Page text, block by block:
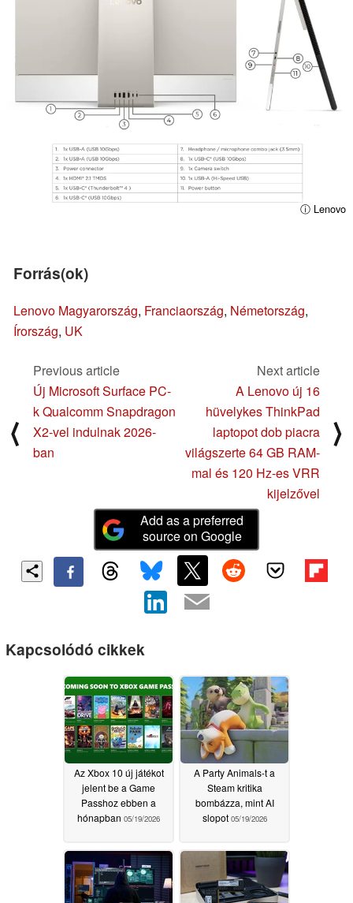
ⓘ Lenovo
Forrás(ok)
Lenovo Magyarország, Franciaország, Németország,
Írország, UK
⟨
Previous article
Új Microsoft Surface PC-
k Qualcomm Snapdragon
X2-vel indulnak 2026-
ban
Next article
A Lenovo új 16
hüvelykes ThinkPad
laptopot dob piacra
világszerte 64 GB RAM-
mal és 120 Hz-es VRR
kijelzővel
⟩
Add as a preferred
source on Google
Kapcsolódó cikkek
Az Xbox 10 új játékot
jelent be a Game
Passhoz ebben a
hónapban 05/19/2026
A Party Animals-t a
Steam kritika
bombázza, mint AI
slopot 05/19/2026